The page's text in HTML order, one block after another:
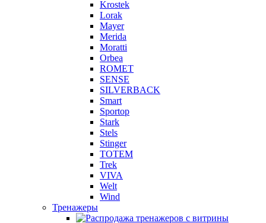
Krostek
Lorak
Mayer
Merida
Moratti
Orbea
ROMET
SENSE
SILVERBACK
Smart
Sportop
Stark
Stels
Stinger
TOTEM
Trek
VIVA
Welt
Wind
Тренажеры